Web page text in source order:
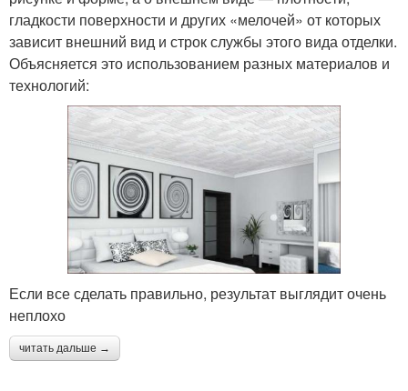
гладкости поверхности и других «мелочей» от которых
зависит внешний вид и строк службы этого вида отделки.
Объясняется это использованием разных материалов и
технологий:
Если все сделать правильно, результат выглядит очень
неплохо
читать дальше →